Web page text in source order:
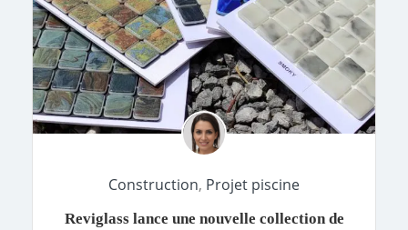
Construction, Projet piscine
Reviglass lance une nouvelle collection de